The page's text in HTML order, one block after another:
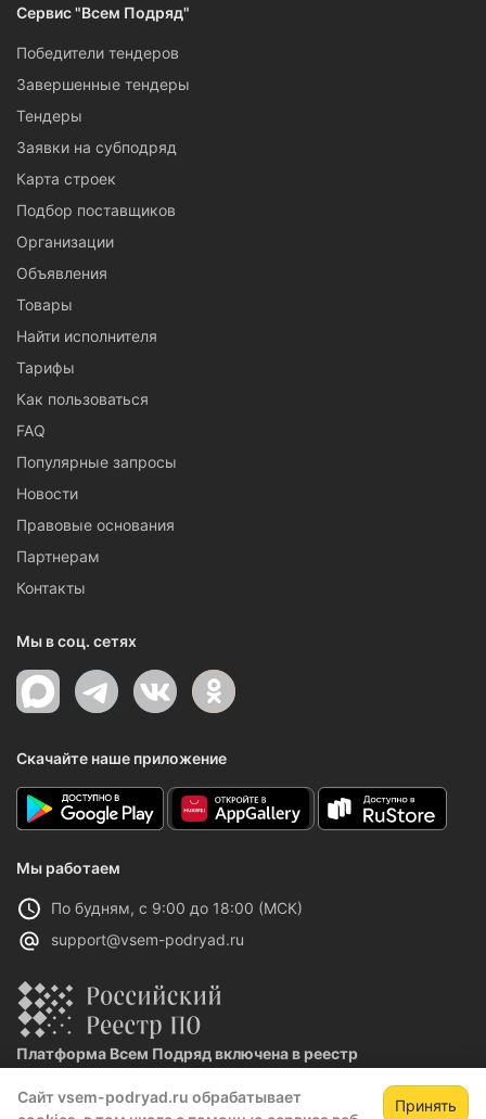
Сайт vsem-podryad.ru обрабатывает
Принять
Сервис "Всем Подряд"
Победители тендеров
Завершенные тендеры
Тендеры
Заявки на субподряд
Карта строек
Подбор поставщиков
Организации
Объявления
Товары
Найти исполнителя
Тарифы
Как пользоваться
FAQ
Популярные запросы
Новости
Правовые основания
Партнерам
Контакты
Мы в соц. сетях
Скачайте наше приложение
Мы работаем
По будням, с 9:00 до 18:00 (МСК)
support@vsem-podryad.ru
Платформа Всем Подряд включена в реестр
Реестровая запись №32021 от 06.02.2026